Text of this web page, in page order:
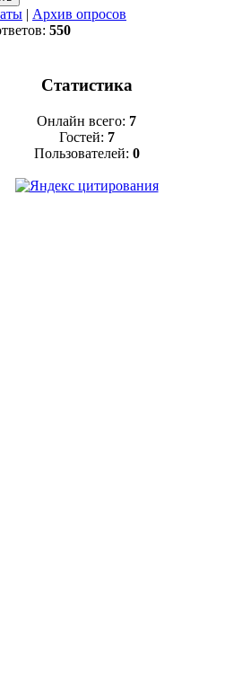
| Архив опросов
550
Статистика
Онлайн всего: 7
Гостей: 7
Пользователей: 0